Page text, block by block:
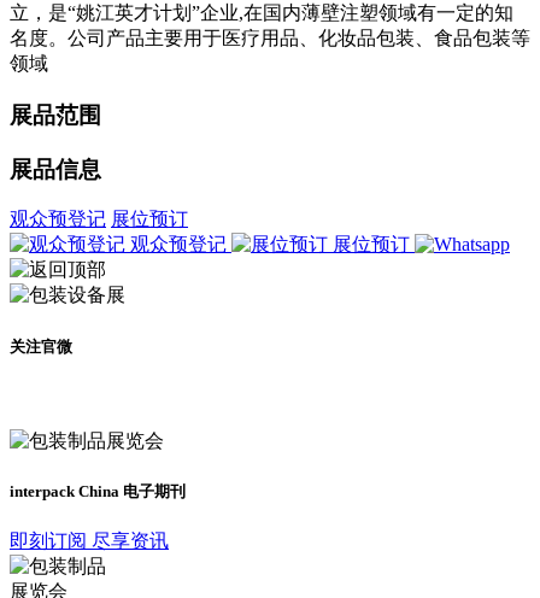
立，是“姚江英才计划”企业,在国内薄壁注塑领域有一定的知
名度。公司产品主要用于医疗用品、化妆品包装、食品包装等
领域
展品范围
展品信息
观众预登记 展位预订
观众预登记
展位预订
关注官微
interpack China 电子期刊
即刻订阅 尽享资讯